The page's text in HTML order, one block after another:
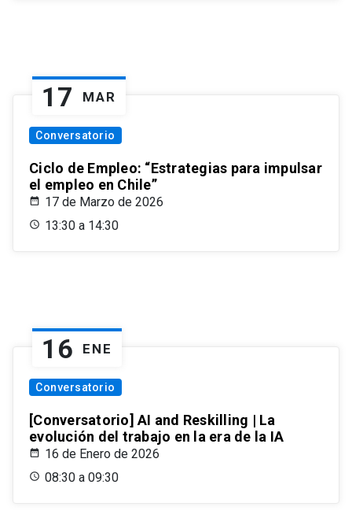
17 MAR
Conversatorio
Ciclo de Empleo: “Estrategias para impulsar
el empleo en Chile”
17 de Marzo de 2026
13:30 a 14:30
16 ENE
Conversatorio
[Conversatorio] AI and Reskilling | La
evolución del trabajo en la era de la IA
16 de Enero de 2026
08:30 a 09:30